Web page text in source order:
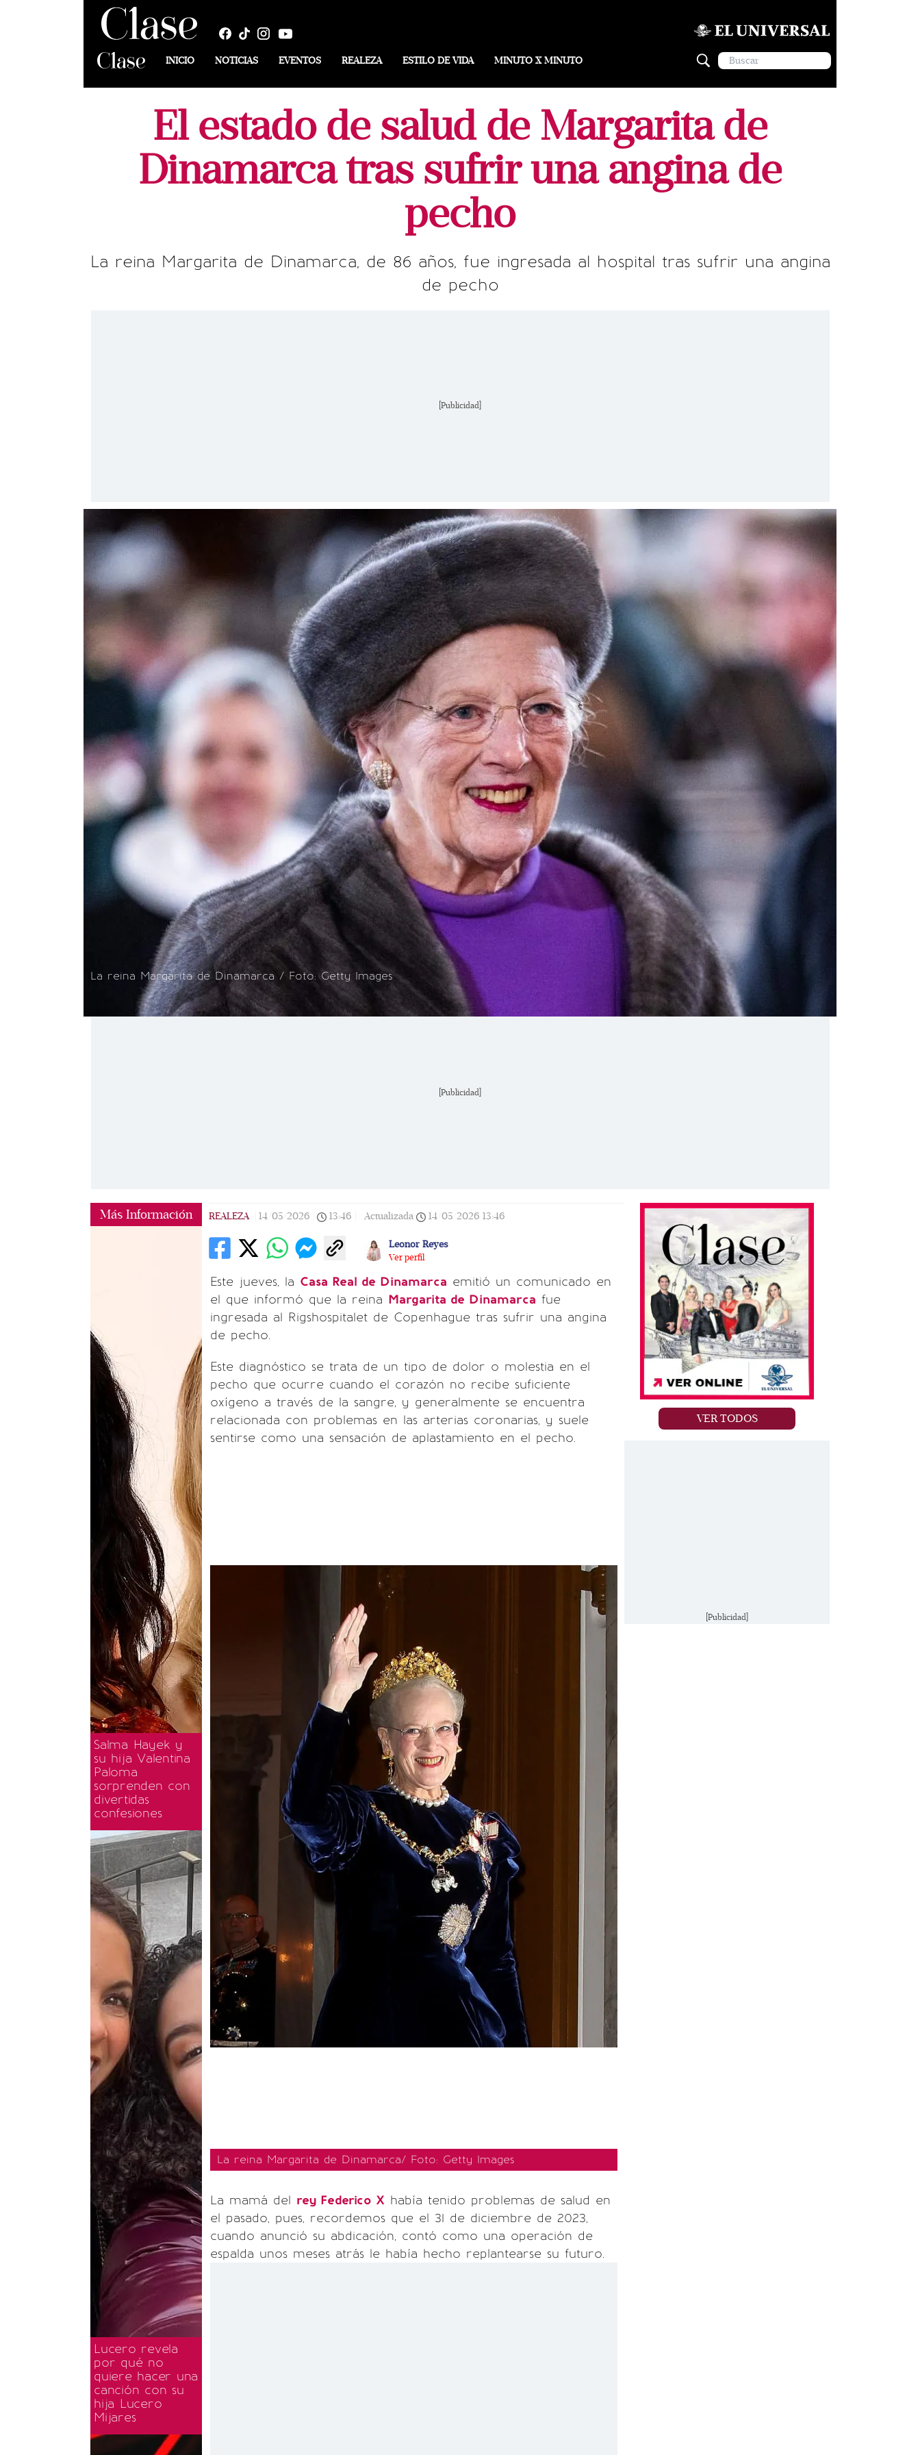
INICIO NOTICIAS EVENTOS REALEZA ESTILO DE VIDA MINUTO X MINUTO
El estado de salud de Margarita de
Dinamarca tras sufrir una angina de
pecho
La reina Margarita de Dinamarca, de 86 años, fue ingresada al hospital tras sufrir una angina
de pecho
[Publicidad]
La reina Margarita de Dinamarca / Foto: Getty Images
[Publicidad]
Más Información
Salma Hayek y
su hija Valentina
Paloma
sorprenden con
divertidas
confesiones
Lucero revela
por qué no
quiere hacer una
canción con su
hija Lucero
Mijares
REALEZA 14/05/2026 13:46 Actualizada 14/05/2026 13:46
Leonor Reyes
Ver perfil
Este jueves, la Casa Real de Dinamarca emitió un comunicado en
el que informó que la reina Margarita de Dinamarca fue
ingresada al Rigshospitalet de Copenhague tras sufrir una angina
de pecho.
Este diagnóstico se trata de un tipo de dolor o molestia en el
pecho que ocurre cuando el corazón no recibe suficiente
oxígeno a través de la sangre, y generalmente se encuentra
relacionada con problemas en las arterias coronarias, y suele
sentirse como una sensación de aplastamiento en el pecho.
La reina Margarita de Dinamarca/ Foto: Getty Images
La mamá del rey Federico X había tenido problemas de salud en
el pasado, pues, recordemos que el 31 de diciembre de 2023,
cuando anunció su abdicación, contó como una operación de
espalda unos meses atrás le había hecho replantearse su futuro.
VER TODOS
[Publicidad]